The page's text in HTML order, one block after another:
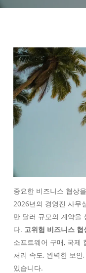
중요한 비즈니스 협상
2026년의 경영진 사무
만 달러 규모의 계약을
다. 고위험 비즈니스 협
소프트웨어 구매, 국제
처리 속도, 완벽한 보
있습니다.